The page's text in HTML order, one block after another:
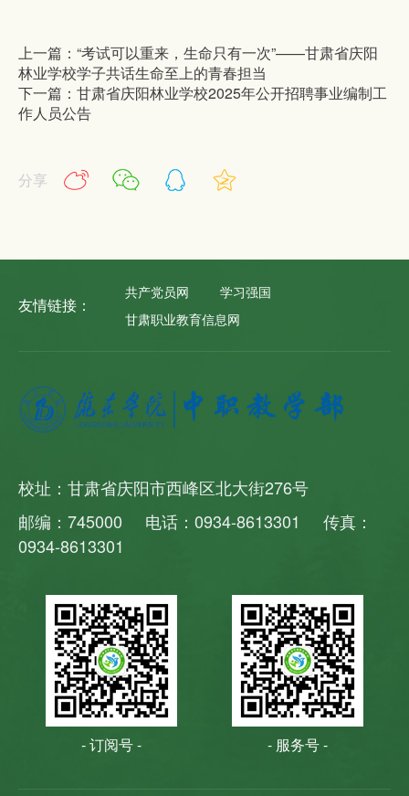
上一篇：“考试可以重来，生命只有一次”——甘肃省庆阳
林业学校学子共话生命至上的青春担当
下一篇：甘肃省庆阳林业学校2025年公开招聘事业编制工
作人员公告
分享
友情链接：
共产党员网
学习强国
甘肃职业教育信息网
校址：甘肃省庆阳市西峰区北大街276号
邮编：745000 电话：0934-8613301 传真：
0934-8613301
- 订阅号 - - 服务号 -